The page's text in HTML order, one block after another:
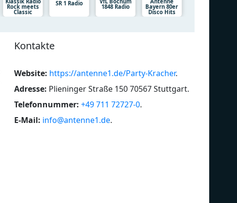
Rock meets
Classic
SR 1 Radio 1848 Radio Bayern 80er
Disco Hits
Kontakte
Website: https://antenne1.de/Party-Kracher.
Adresse: Plieninger Straße 150 70567 Stuttgart.
Telefonnummer: +49 711 72727-0.
E-Mail: info@antenne1.de.